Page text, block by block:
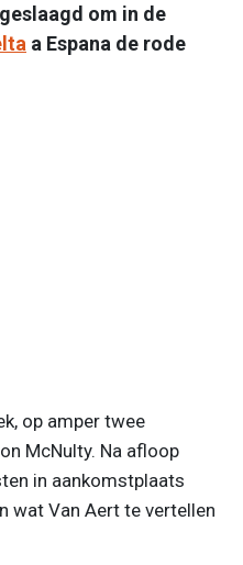
om in de
a Espana de rode
op amper twee
McNulty. Na afloop
in aankomstplaats
wat Van Aert te vertellen